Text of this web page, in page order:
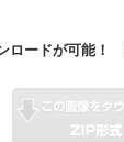
ロードが可能！